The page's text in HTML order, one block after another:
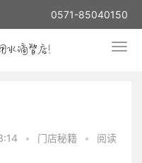
0571-85040150
• 门店秘籍 •
阅读